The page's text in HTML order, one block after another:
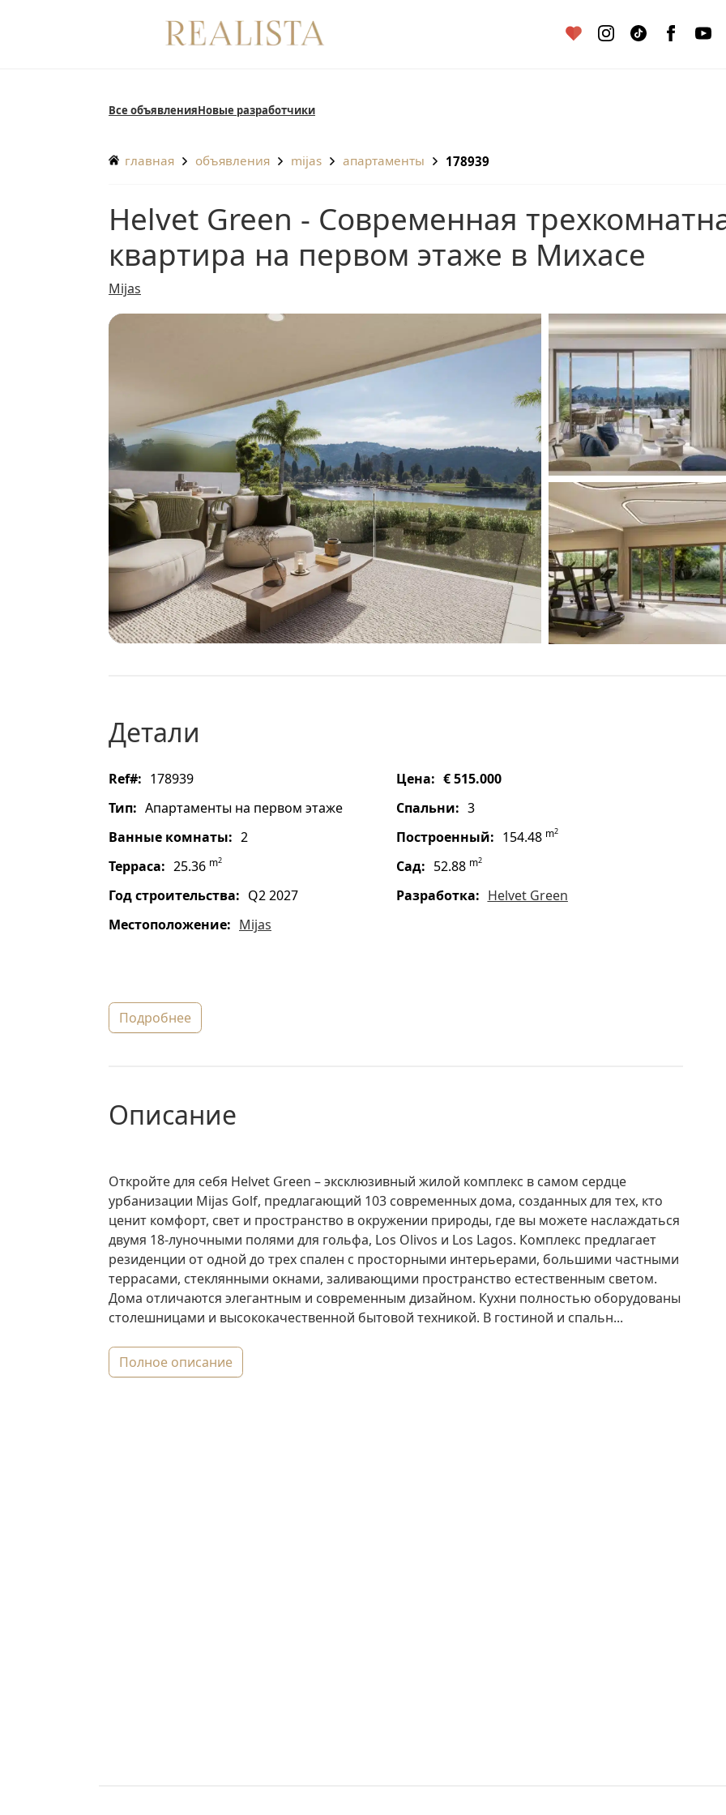
Все объявления Новые разработчики
главная объявления mijas апартаменты 178939
Helvet Green - Современная трехкомнатная
квартира на первом этаже в Михасе
Mijas
детали
ref#: 178939 цена:
€ 515.000
тип:
Апартаменты на первом этаже спальни: 3
ванные комнаты: 2 построенный: 154.48 m2
терраса: 25.36 m2 сад: 52.88 m2
год строительства: Q2 2027 Разработка:
Helvet Green
местоположение:
Mijas
подробнее
описание
Откройте для себя Helvet Green – эксклюзивный жилой комплекс в самом сердце
урбанизации Mijas Golf, предлагающий 103 современных дома, созданных для тех, кто
ценит комфорт, свет и пространство в окружении природы, где вы можете наслаждаться
двумя 18-луночными полями для гольфа, Los Olivos и Los Lagos. Комплекс предлагает
резиденции от одной до трех спален с просторными интерьерами, большими частными
террасами, стеклянными окнами, заливающими пространство естественным светом.
Дома отличаются элегантным и современным дизайном. Кухни полностью оборудованы
столешницами и высококачественной бытовой техникой. В гостиной и спальн...
полное описание